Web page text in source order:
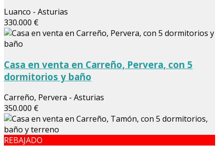
Luanco - Asturias
330.000 €
Casa en venta en Carreño, Pervera, con 5
dormitorios y baño
Carreño, Pervera - Asturias
350.000 €
REBAJADO